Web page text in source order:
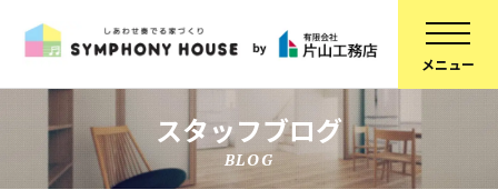
家づくりについて
スタッフ紹介
スタッフブログ
BLOG